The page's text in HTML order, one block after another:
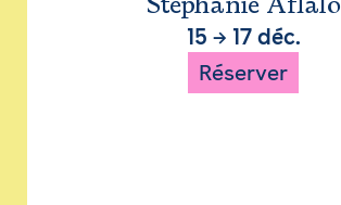
15 → 17 déc.
Réserver